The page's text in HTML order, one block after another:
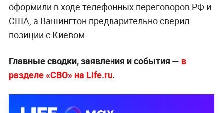
оформили в ходе телефонных переговоров РФ и
США, а Вашингтон предварительно сверил
позиции с Киевом.
Главные сводки, заявления и события — в
разделе «СВО» на Life.ru.